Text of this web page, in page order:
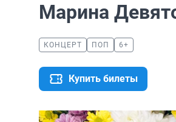
Марина
КОНЦЕРТ ПОП 6+
Купить билеты